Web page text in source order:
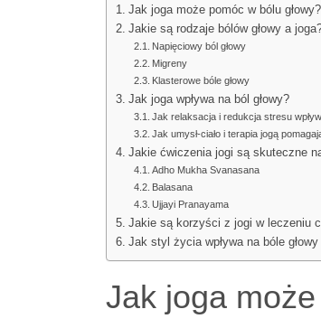
Jak joga może pomóc w bólu głowy?
Jakie są rodzaje bólów głowy a
Napięciowy ból głowy
Migreny
Klasterowe bóle głowy
Jak joga wpływa na ból głowy?
Jak relaksacja i redukcja stresu
Jak umysł-ciało i terapia jogą
Jakie ćwiczenia jogi są skuteczne
Adho Mukha Svanasana
Balasana
Ujjayi Pranayama
Jakie są korzyści z jogi w leczeniu
Jak styl życia wpływa na bóle
Jak joga